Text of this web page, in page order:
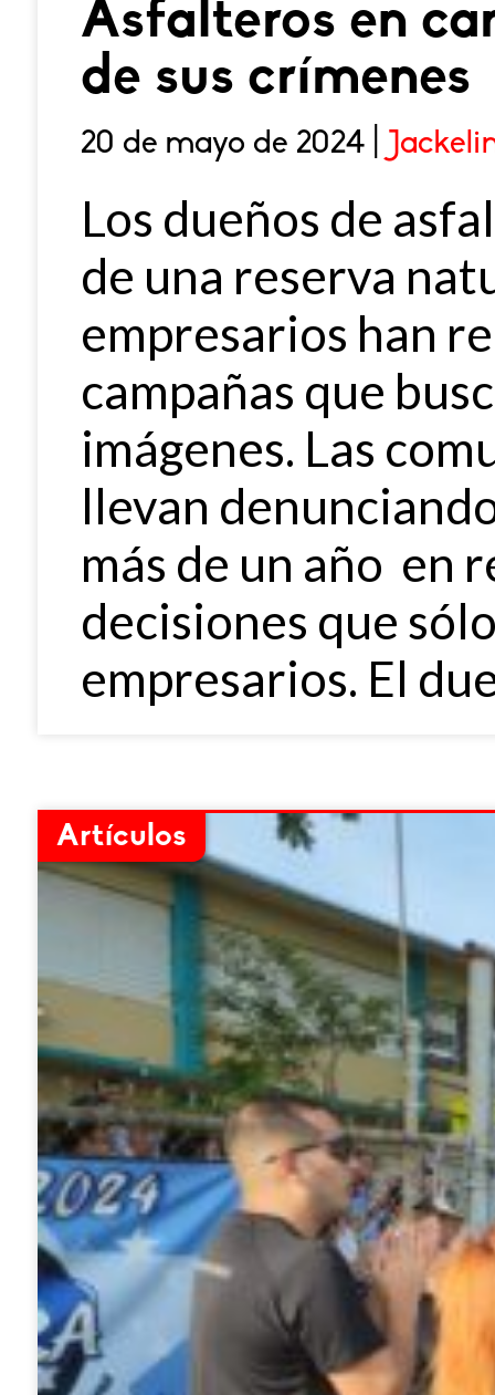
Asfalteros en
de sus crímenes
20 de mayo de 2024 |
Los dueños de
de una reserva
empresarios han
campañas que
imágenes. Las
llevan
más de un año en
decisiones que
empresarios. El
Artículos